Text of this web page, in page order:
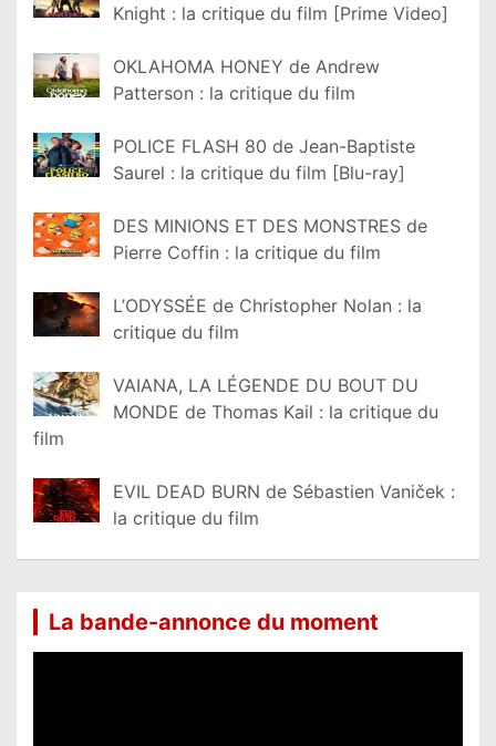
Knight : la critique du film [Prime Video]
OKLAHOMA HONEY de Andrew
Patterson : la critique du film
POLICE FLASH 80 de Jean-Baptiste
Saurel : la critique du film [Blu-ray]
DES MINIONS ET DES MONSTRES de
Pierre Coffin : la critique du film
L’ODYSSÉE de Christopher Nolan : la
critique du film
VAIANA, LA LÉGENDE DU BOUT DU
MONDE de Thomas Kail : la critique du
film
EVIL DEAD BURN de Sébastien Vaniček :
la critique du film
La bande-annonce du moment